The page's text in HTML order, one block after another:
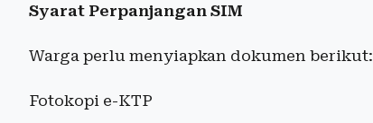
Syarat Perpanjangan SIM
Warga perlu menyiapkan dokumen berikut:
Fotokopi e-KTP